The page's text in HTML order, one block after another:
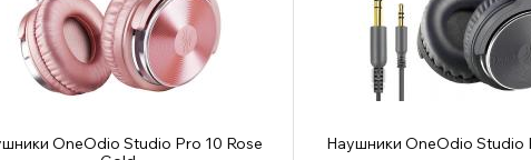
OneOdio Studio Pro 10 Rose
Наушники OneOdio Studio